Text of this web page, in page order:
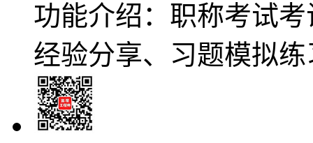
功能介绍：职称考试
经验分享、习题模拟练